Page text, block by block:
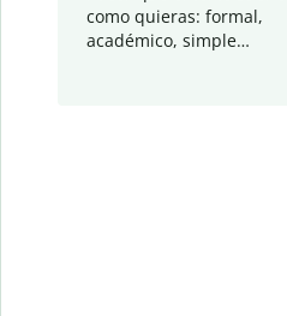
como quieras: formal,
académico, simple…